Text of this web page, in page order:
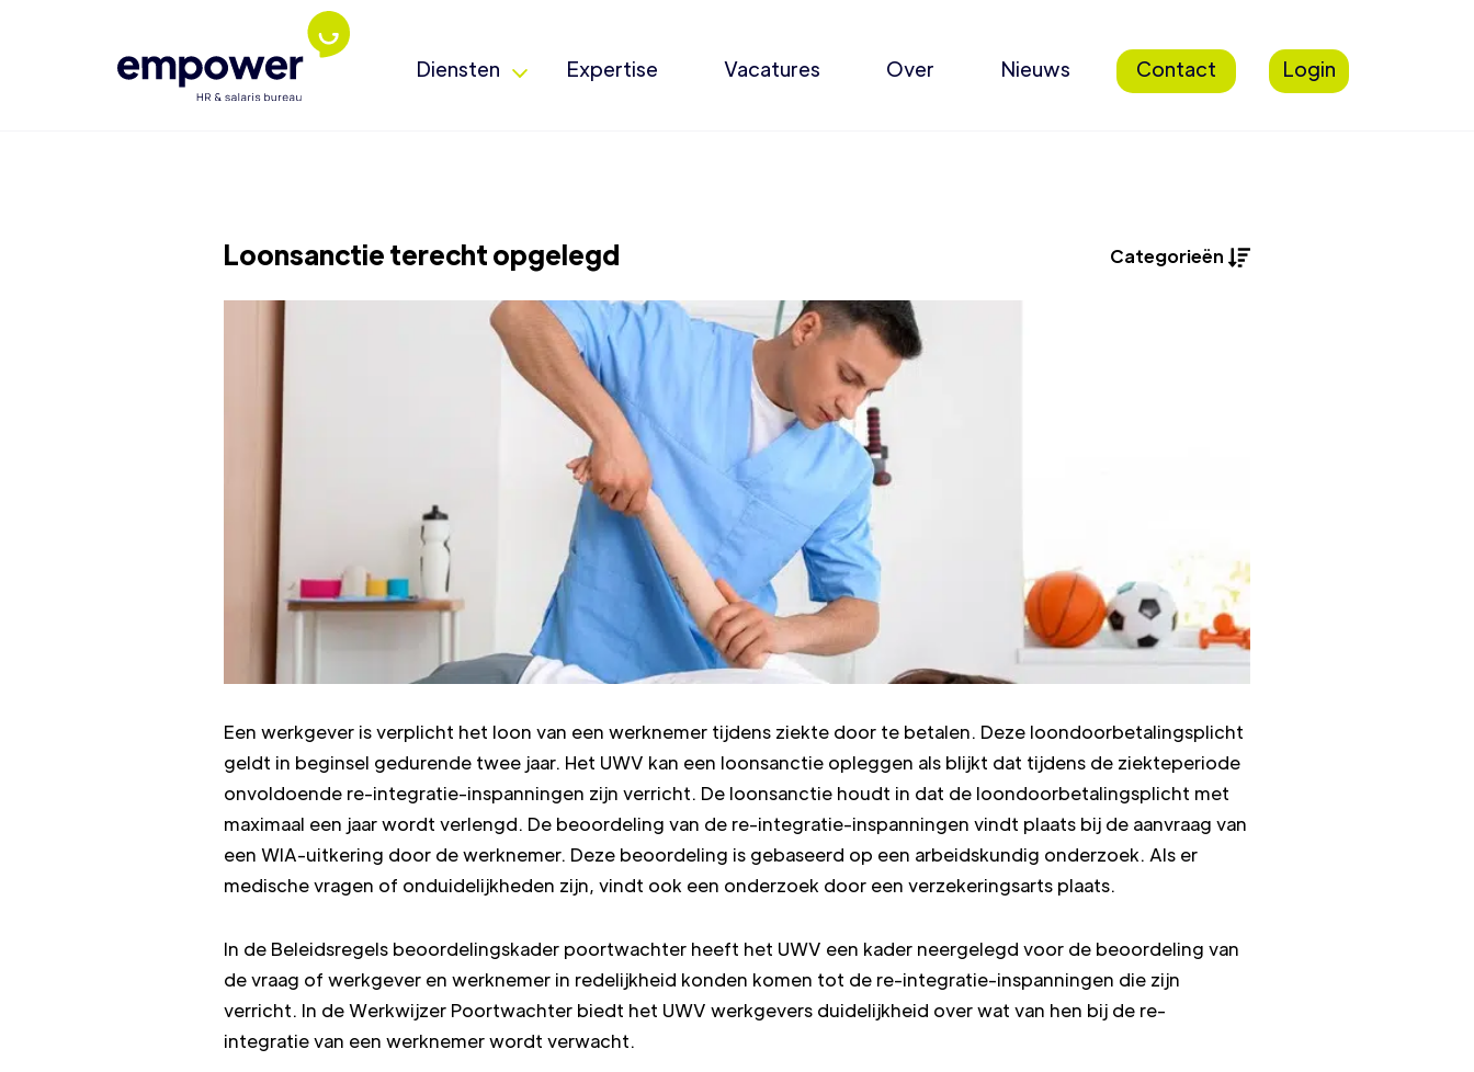
Diensten Expertise Vacatures Over Nieuws Contact Login
Loonsanctie terecht opgelegd Categorieën
Een werkgever is verplicht het loon van een werknemer tijdens ziekte door te betalen. Deze loondoorbetalingsplicht
geldt in beginsel gedurende twee jaar. Het UWV kan een loonsanctie opleggen als blijkt dat tijdens de ziekteperiode
onvoldoende re-integratie-inspanningen zijn verricht. De loonsanctie houdt in dat de loondoorbetalingsplicht met
maximaal een jaar wordt verlengd. De beoordeling van de re-integratie-inspanningen vindt plaats bij de aanvraag van
een WIA-uitkering door de werknemer. Deze beoordeling is gebaseerd op een arbeidskundig onderzoek. Als er
medische vragen of onduidelijkheden zijn, vindt ook een onderzoek door een verzekeringsarts plaats.
In de Beleidsregels beoordelingskader poortwachter heeft het UWV een kader neergelegd voor de beoordeling van
de vraag of werkgever en werknemer in redelijkheid konden komen tot de re-integratie-inspanningen die zijn
verricht. In de Werkwijzer Poortwachter biedt het UWV werkgevers duidelijkheid over wat van hen bij de re-
integratie van een werknemer wordt verwacht.